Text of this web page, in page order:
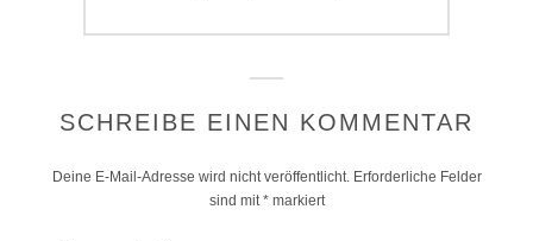
SCHREIBE EINEN KOMMENTAR
Deine E-Mail-Adresse wird nicht veröffentlicht. Erforderliche Felder
sind mit*markiert